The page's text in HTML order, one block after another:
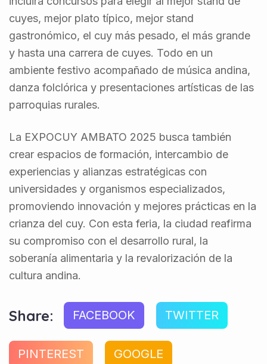
cuyes, mejor plato típico, mejor stand
gastronómico, el cuy más pesado, el más grande
y hasta una carrera de cuyes. Todo en un
ambiente festivo acompañado de música andina,
danza folclórica y presentaciones artísticas de las
parroquias rurales.
La EXPOCUY AMBATO 2025 busca también
crear espacios de formación, intercambio de
experiencias y alianzas estratégicas con
universidades y organismos especializados,
promoviendo innovación y mejores prácticas en la
crianza del cuy. Con esta feria, la ciudad reafirma
su compromiso con el desarrollo rural, la
soberanía alimentaria y la revalorización de la
cultura andina.
Share: FACEBOOK TWITTER
PINTEREST GOOGLE